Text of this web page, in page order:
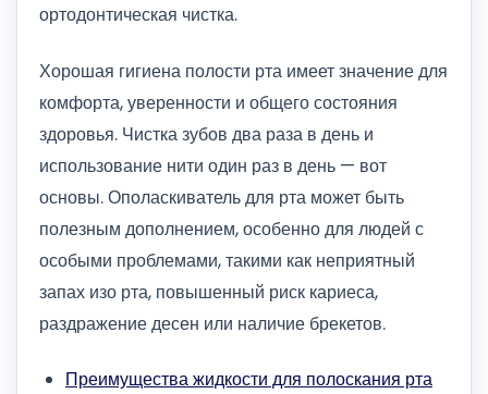
ортодонтическая чистка.
Хорошая гигиена полости рта имеет значение для
комфорта, уверенности и общего состояния
здоровья. Чистка зубов два раза в день и
использование нити один раз в день — вот
основы. Ополаскиватель для рта может быть
полезным дополнением, особенно для людей с
особыми проблемами, такими как неприятный
запах изо рта, повышенный риск кариеса,
раздражение десен или наличие брекетов.
Преимущества жидкости для полоскания рта